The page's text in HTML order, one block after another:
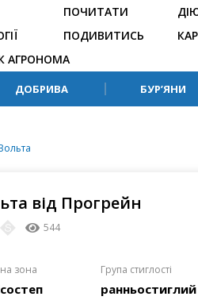
ПОЧИТАТИ
ПОДИВИТИСЬ
АГРОНОМА
ДОБРИВА БУР’ЯНИ
від Прогрейн
544
зона Група стиглості
ранньостиглий